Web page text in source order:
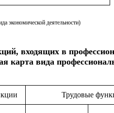
экономической деятельности)
входящих в
карта вида
Трудовые